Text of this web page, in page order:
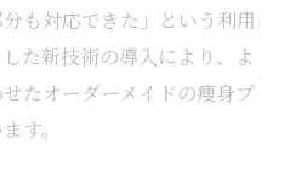
も対応できた」という利用
た新技術の導入により、よ
たオーダーメイドの痩身プ
す。